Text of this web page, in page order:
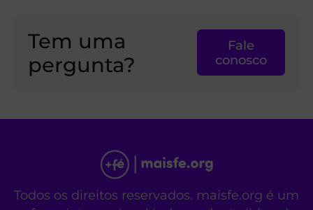
Tem uma
pergunta?
Fale
conosco
Todos os direitos reservados. maisfe.org é um